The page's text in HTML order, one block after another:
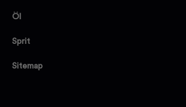
Öl
Sprit
Sitemap